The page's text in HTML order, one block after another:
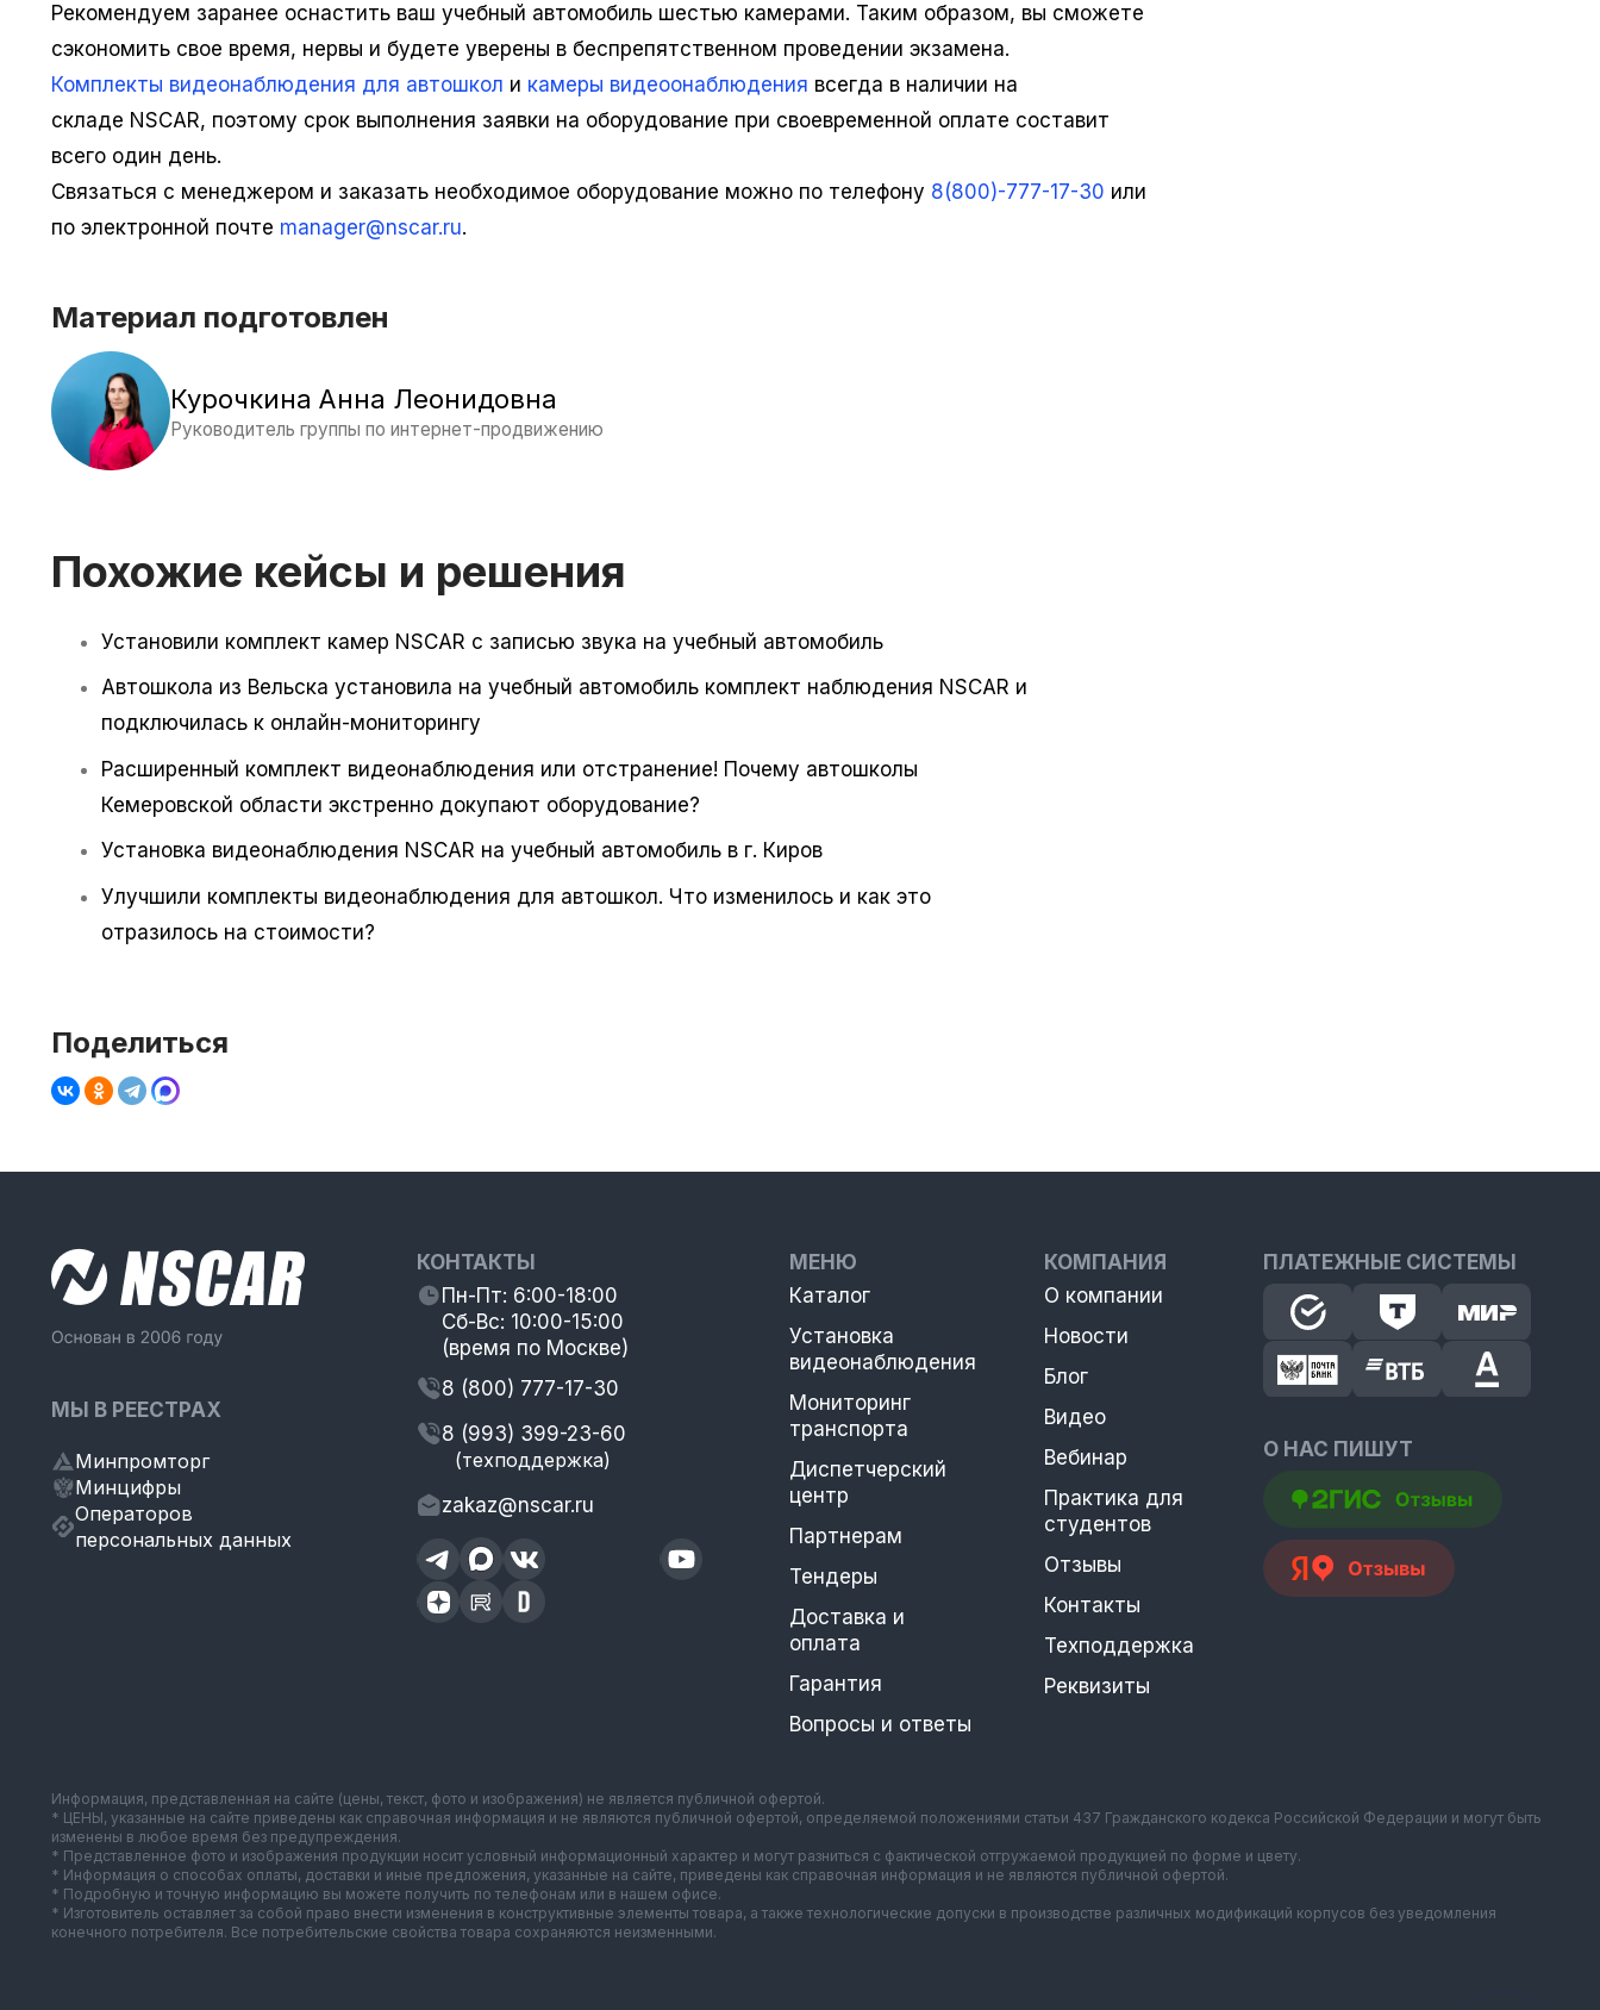
Рекомендуем заранее оснастить ваш учебный автомобиль шестью камерами. Таким образом, вы сможете
сэкономить свое время, нервы и будете уверены в беспрепятственном проведении экзамена.
Комплекты видеонаблюдения для автошкол и камеры видеоонаблюдения всегда в наличии на
складе NSCAR, поэтому срок выполнения заявки на оборудование при своевременной оплате составит
всего один день.
Связаться с менеджером и заказать необходимое оборудование можно по телефону 8(800)-777-17-30 или
по электронной почте manager@nscar.ru.
Материал подготовлен
Курочкина Анна Леонидовна
Руководитель группы по интернет-продвижению
Похожие кейсы и решения
Установили комплект камер NSCAR с записью звука на учебный автомобиль
Автошкола из Вельска установила на учебный автомобиль комплект наблюдения NSCAR и
подключилась к онлайн-мониторингу
Расширенный комплект видеонаблюдения или отстранение! Почему автошколы
Кемеровской области экстренно докупают оборудование?
Установка видеонаблюдения NSCAR на учебный автомобиль в г. Киров
Улучшили комплекты видеонаблюдения для автошкол. Что изменилось и как это
отразилось на стоимости?
Поделиться
МЫ В РЕЕСТРАХ
Минпромторг
Минцифры
Операторов
персональных данных
КОНТАКТЫ
Пн-Пт: 6:00-18:00
Сб-Вс: 10:00-15:00
(время по Москве)
8 (800) 777-17-30
8 (993) 399-23-60
(техподдержка)
zakaz@nscar.ru
МЕНЮ
Каталог
Установка
видеонаблюдения
Мониторинг
транспорта
Диспетчерский
центр
Партнерам
Тендеры
Доставка и
оплата
Гарантия
Вопросы и ответы
КОМПАНИЯ
О компании
Новости
Блог
Видео
Вебинар
Практика для
студентов
Отзывы
Контакты
Техподдержка
Реквизиты
ПЛАТЕЖНЫЕ СИСТЕМЫ
О НАС ПИШУТ
Информация, представленная на сайте (цены, текст, фото и изображения) не является публичной офертой.
* ЦЕНЫ, указанные на сайте приведены как справочная информация и не являются публичной офертой, определяемой положениями статьи 437 Гражданского кодекса Российской Федерации и могут быть
изменены в любое время без предупреждения.
* Представленное фото и изображения продукции носит условный информационный характер и могут разниться с фактической отгружаемой продукцией по форме и цвету.
* Информация о способах оплаты, доставки и иные предложения, указанные на сайте, приведены как справочная информация и не являются публичной офертой.
* Подробную и точную информацию вы можете получить по телефонам или в нашем офисе.
* Изготовитель оставляет за собой право внести изменения в конструктивные элементы товара, а также технологические допуски в производстве различных модификаций корпусов без уведомления
конечного потребителя. Все потребительские свойства товара сохраняются неизменными.